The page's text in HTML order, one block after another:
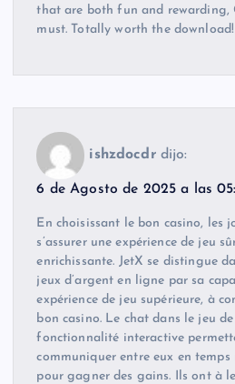
that are both fun and rewarding,
must. Totally worth the download!
ishzdocdr dijo:
6 de Agosto de 2025 a las
En choisissant le bon casino, les
s’assurer une expérience de jeu
enrichissante. JetX se distingue
jeux d’argent en ligne par sa
expérience de jeu supérieure, à
bon casino. Le chat dans le jeu
fonctionnalité interactive
communiquer entre eux en
pour gagner des gains. Ils ont à